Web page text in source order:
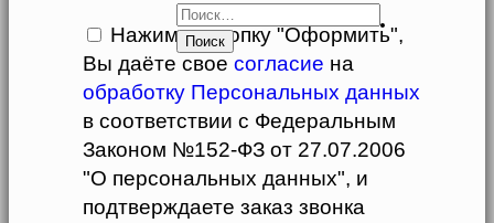
Нажимая кнопку "Оформить",
Вы даёте своесогласие на
обработку Персональных данных
в соответствии с Федеральным
Законом №152-ФЗ от 27.07.2006
"О персональных данных", и
подтверждаете заказ звонка